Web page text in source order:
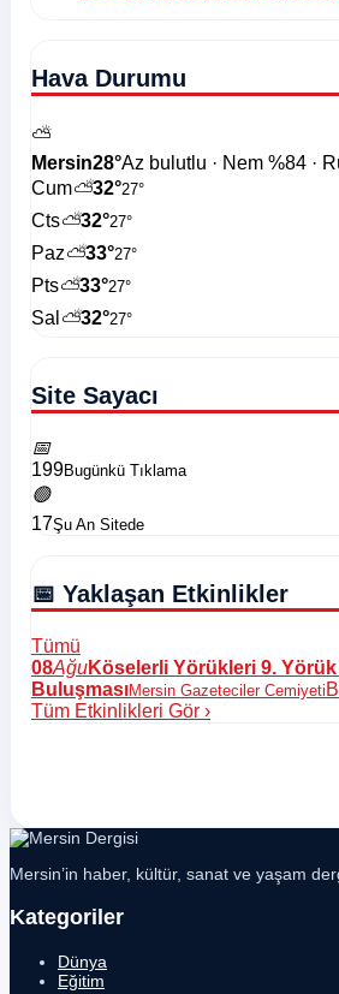
Hava Durumu
⛅
Mersin28°Az bulutlu · Nem %84 ·
Cum⛅32°27°
Cts⛅32°27°
Paz⛅33°27°
Pts⛅33°27°
Sal ⛅32°27°
Site Sayacı
📅
199Bugünkü Tıklama
🟢
17Şu An Sitede
📅 Yaklaşan Etkinlikler
Tümü
08AğuKöselerli Yörükleri 9.
BuluşmasıMersin Gazeteciler Cemiyeti
Tüm Etkinlikleri Gör ›
Mersin’in haber, kültür, sanat ve yaşam
Kategoriler
Dünya
Eğitim